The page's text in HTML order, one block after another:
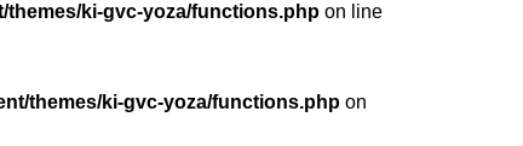
ki-gvc-yoza/functions.php on line
themes/ki-gvc-yoza/functions.php on